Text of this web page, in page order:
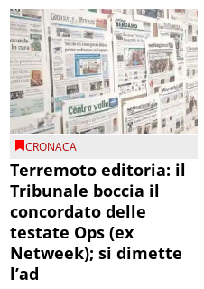
CRONACA
Terremoto editoria: il
Tribunale boccia il
concordato delle
testate Ops (ex
Netweek); si dimette
l’ad